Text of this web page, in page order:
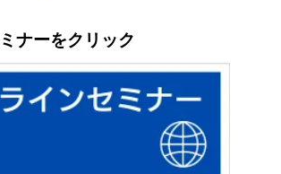
ナーをクリック